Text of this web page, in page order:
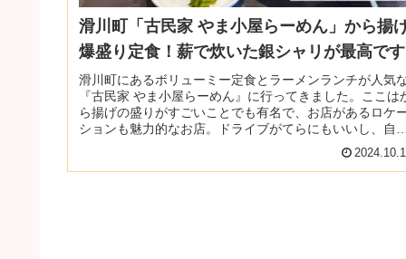
滑川町「古民家 やま小屋らーめん」から揚
爆盛り定食！薪で炊いた銀シャリが最高です
滑川町にあるボリューミー定食とラーメンランチが人気
『古民家 やま小屋らーめん』に行ってきました。ここは
ら揚げの盛りがすごいことでも有名で、お店があるロケ
ションも魅力的なお店。ドライブがてらにもいいし、自